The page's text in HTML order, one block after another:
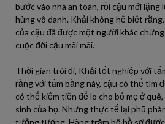
bước vào nhà an toàn, rồi cậu mới lặng
hùng vô danh. Khải không hề biết
của cậu đã được một người khác
cuộc đời cậu mãi mãi.
Thời gian trôi đi, Khải tốt nghiệp với
rằng với tấm bằng này, cậu có thể tìm
có thể kiếm tiền để lo cho bố mẹ ở
sinh của họ. Nhưng thực tế lại phũ
tưởng tượng. Hàng trăm bộ hồ sơ